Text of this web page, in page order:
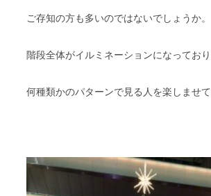
ご存知の方も多いのではないでしょうか。
階段全体がイルミネーションになっており
何種類かのパターンで見る人を楽しませて